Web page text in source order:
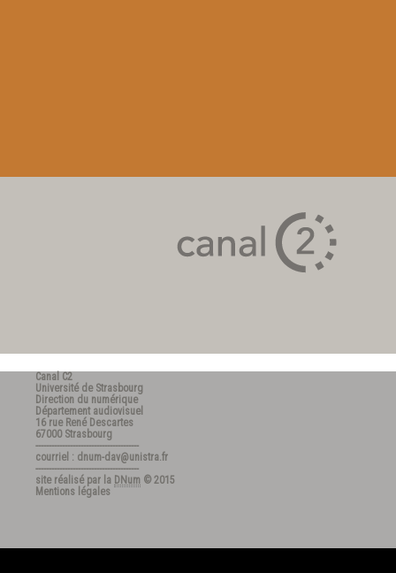
Canal C2
Université de Strasbourg
Direction du numérique
Département audiovisuel
16 rue René Descartes
67000 Strasbourg
---------------------------------------
courriel : dnum-dav@unistra.fr
---------------------------------------
site réalisé par la DNum © 2015
Mentions légales